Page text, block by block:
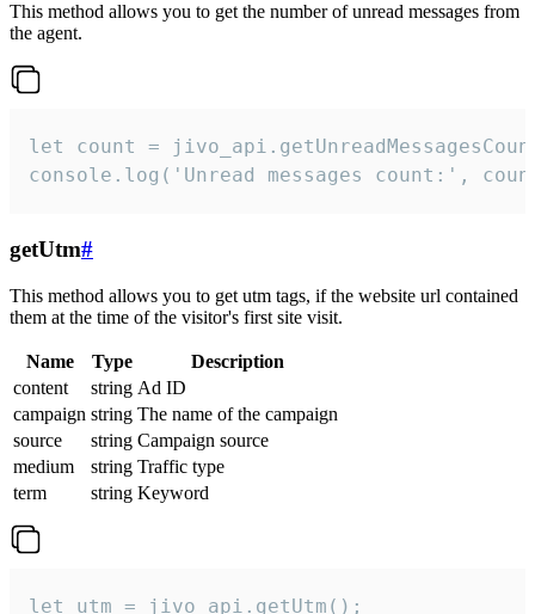
This method allows you to get the number of unread messages from
the agent.
let count =
console.log('Unread messages count:',
getUtm#
This method allows you to get utm tags, if the website url contained
them at the time of the visitor's first site visit.
Name Type
Description
content
string Ad ID
campaign string The name of the campaign
source
string Campaign source
medium
string Traffic type
term
string Keyword
let utm = jivo_api.getUtm();